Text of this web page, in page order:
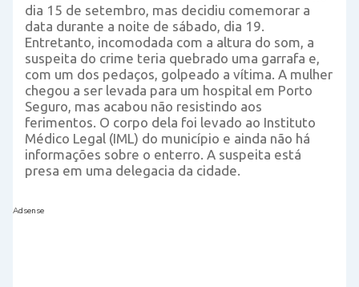
dia 15 de setembro, mas decidiu comemorar a
data durante a noite de sábado, dia 19.
Entretanto, incomodada com a altura do som, a
suspeita do crime teria quebrado uma garrafa e,
com um dos pedaços, golpeado a vítima. A mulher
chegou a ser levada para um hospital em Porto
Seguro, mas acabou não resistindo aos
ferimentos. O corpo dela foi levado ao Instituto
Médico Legal (IML) do município e ainda não há
informações sobre o enterro. A suspeita está
presa em uma delegacia da cidade.
Adsense